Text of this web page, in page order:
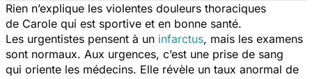
Rien n’explique les violentes douleurs thoraciques
de Carole qui est sportive et en bonne santé.
Les urgentistes pensent à un infarctus, mais les examens
sont normaux. Aux urgences, c’est une prise de sang
qui oriente les médecins. Elle révèle un taux anormal de